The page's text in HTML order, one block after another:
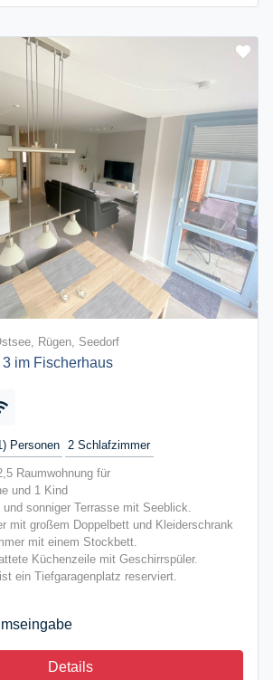
Rügen, Seedorf
im Fischerhaus
Personen 2 Schlafzimmer
Raumwohnung für
und 1 Kind
sonniger Terrasse mit Seeblick.
mit großem Doppelbett und Kleiderschrank
mit einem Stockbett.
Küchenzeile mit Geschirrspüler.
ein Tiefgaragenplatz reserviert.
Details